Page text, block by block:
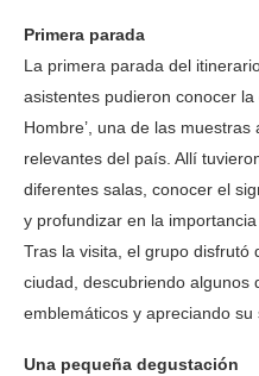
Primera parada
La primera parada del
asistentes pudieron conocer
Hombre’, una de las
relevantes del país. Allí
diferentes salas, conocer el
y profundizar en la
Tras la visita, el grupo disfrutó
ciudad, descubriendo algunos
emblemáticos y apreciando
Una pequeña degustación